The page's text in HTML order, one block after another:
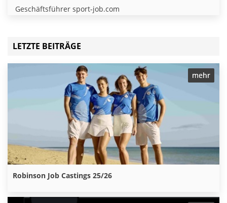
Geschäftsführer sport-job.com
LETZTE BEITRÄGE
mehr
Robinson Job Castings 25/26